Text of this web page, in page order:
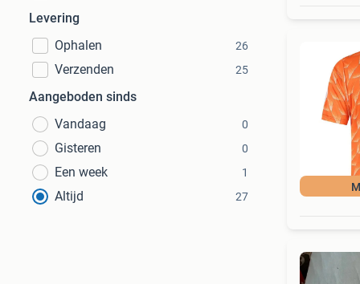
Levering
Ophalen
26
Verzenden 25
Aangeboden sinds
Vandaag
0
Gisteren 0
Een week 1
Altijd 27